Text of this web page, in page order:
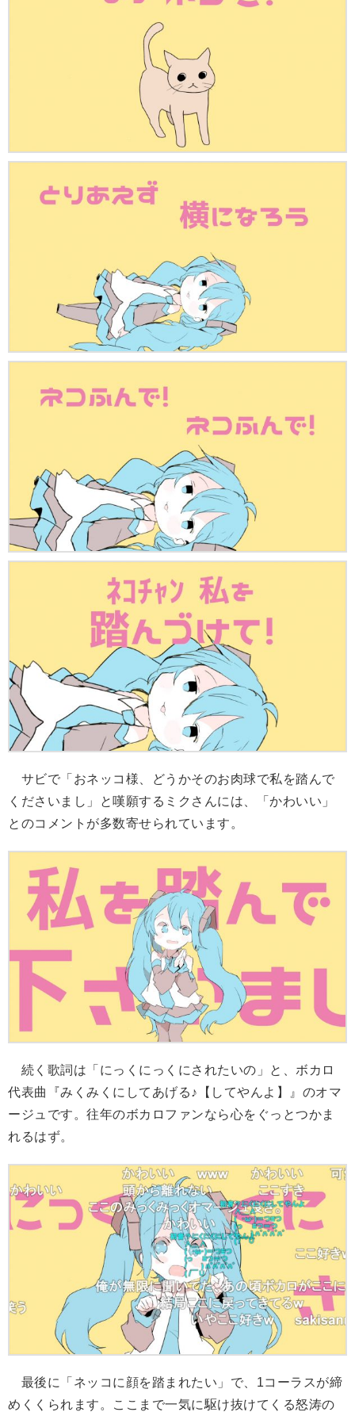
サビで「おネッコ様、どうかそのお肉球で私を踏んで
くださいまし」と嘆願するミクさんには、「かわいい」
とのコメントが多数寄せられています。
続く歌詞は「にっくにっくにされたいの」と、ボカロ
代表曲『みくみくにしてあげる♪【してやんよ】』のオマ
ージュです。往年のボカロファンなら心をぐっとつかま
れるはず。
最後に「ネッコに顔を踏まれたい」で、1コーラスが締
めくくられます。ここまで一気に駆け抜けてくる怒涛の